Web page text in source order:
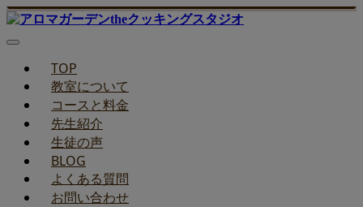
TOP
教室について
コースと料金
先生紹介
生徒の声
BLOG
よくある質問
お問い合わせ